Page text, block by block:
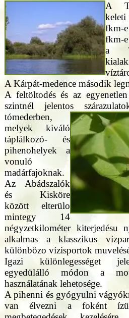
A
keleti
fkm-
fkm-
a
A Kárpát-medence második
A feltöltodés és az
szintnél jelentos
tómederben,
melyek kiváló
táplálkozó- és
pihenohelyek a
vonuló
madárfajoknak.
Az Abádszalók
és Kisköre
között elterülo
mintegy 14
négyzetkilométer kiterjedésu
alkalmas a klasszikus
különbözo vízisportok
Igazi különlegességet
egyedülálló módon a
használatának lehetosége.
A pihenni és gyógyulni
van élvezni a foként